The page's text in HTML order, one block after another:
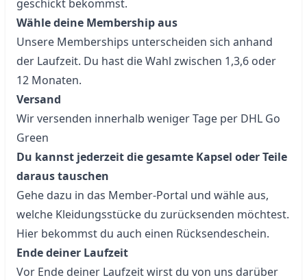
Wähle deine Membership aus
Unsere Memberships unterscheiden sich anhand
der Laufzeit. Du hast die Wahl zwischen 1,3,6 oder
Versand
Wir versenden innerhalb weniger Tage per DHL Go
Du kannst jederzeit die gesamte Kapsel oder Teile
daraus tauschen
Gehe dazu in das Member-Portal und wähle aus,
welche Kleidungsstücke du zurücksenden möchtest.
Ende deiner Laufzeit
Vor Ende deiner Laufzeit wirst du von uns darüber